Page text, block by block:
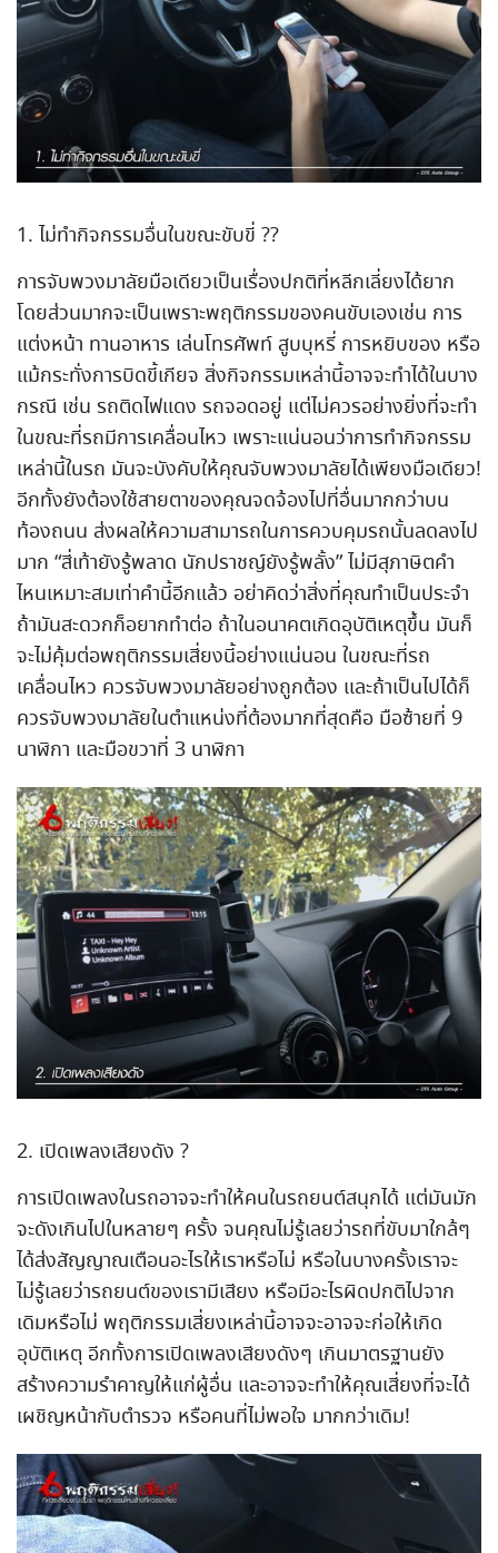
1. ไม่ทำกิจกรรมอื่นในขณะขับขี่ ??
การจับพวงมาลัยมือเดียวเป็นเรื่องปกติที่หลีกเลี่ยงได้ยาก
โดยส่วนมากจะเป็นเพราะพฤติกรรมของคนขับเองเช่น การ
แต่งหน้า ทานอาหาร เล่นโทรศัพท์ สูบบุหรี่ การหยิบของ หรือ
แม้กระทั่งการบิดขี้เกียจ สิ่งกิจกรรมเหล่านี้อาจจะทำได้ในบาง
กรณี เช่น รถติดไฟแดง รถจอดอยู่ แต่ไม่ควรอย่างยิ่งที่จะทำ
ในขณะที่รถมีการเคลื่อนไหว เพราะแน่นอนว่าการทำกิจกรรม
เหล่านี้ในรถ มันจะบังคับให้คุณจับพวงมาลัยได้เพียงมือเดียว!
อีกทั้งยังต้องใช้สายตาของคุณจดจ้องไปที่อื่นมากกว่าบน
ท้องถนน ส่งผลให้ความสามารถในการควบคุมรถนั้นลดลงไป
มาก “สี่เท้ายังรู้พลาด นักปราชญ์ยังรู้พลั้ง” ไม่มีสุภาษิตคำ
ไหนเหมาะสมเท่าคำนี้อีกแล้ว อย่าคิดว่าสิ่งที่คุณทำเป็นประจำ
ถ้ามันสะดวกก็อยากทำต่อ ถ้าในอนาคตเกิดอุบัติเหตุขึ้น มันก็
จะไม่คุ้มต่อพฤติกรรมเสี่ยงนี้อย่างแน่นอน ในขณะที่รถ
เคลื่อนไหว ควรจับพวงมาลัยอย่างถูกต้อง และถ้าเป็นไปได้ก็
ควรจับพวงมาลัยในตำแหน่งที่ต้องมากที่สุดคือ มือซ้ายที่ 9
นาฬิกา และมือขวาที่ 3 นาฬิกา
2. เปิดเพลงเสียงดัง ?
การเปิดเพลงในรถอาจจะทำให้คนในรถยนต์สนุกได้ แต่มันมัก
จะดังเกินไปในหลายๆ ครั้ง จนคุณไม่รู้เลยว่ารถที่ขับมาใกล้ๆ
ได้ส่งสัญญาณเตือนอะไรให้เราหรือไม่ หรือในบางครั้งเราจะ
ไม่รู้เลยว่ารถยนต์ของเรามีเสียง หรือมีอะไรผิดปกติไปจาก
เดิมหรือไม่ พฤติกรรมเสี่ยงเหล่านี้อาจจะอาจจะก่อให้เกิด
อุบัติเหตุ อีกทั้งการเปิดเพลงเสียงดังๆ เกินมาตรฐานยัง
สร้างความรำคาญให้แก่ผู้อื่น และอาจจะทำให้คุณเสี่ยงที่จะได้
เผชิญหน้ากับตำรวจ หรือคนที่ไม่พอใจ มากกว่าเดิม!